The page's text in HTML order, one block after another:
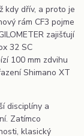
kdy dřív, a proto je
rám CF3 pojme
zajišťují
32 SC
100 mm zdvihu
Shimano XT
disciplíny a
Zatímco
klasický